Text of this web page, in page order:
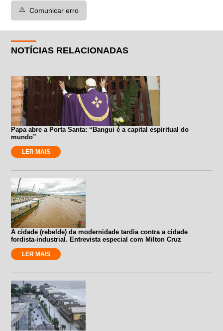
⚠️ Comunicar erro
NOTÍCIAS RELACIONADAS
Papa abre a Porta Santa: “Bangui é a capital espiritual do
mundo”
LER MAIS
A cidade (rebelde) da modernidade tardia contra a cidade
fordista-industrial. Entrevista especial com Milton Cruz
LER MAIS